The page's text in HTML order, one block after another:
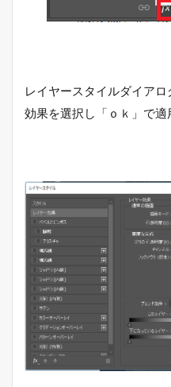
レイヤースタイルダイアロ
効果を選択し「ｏｋ」で適